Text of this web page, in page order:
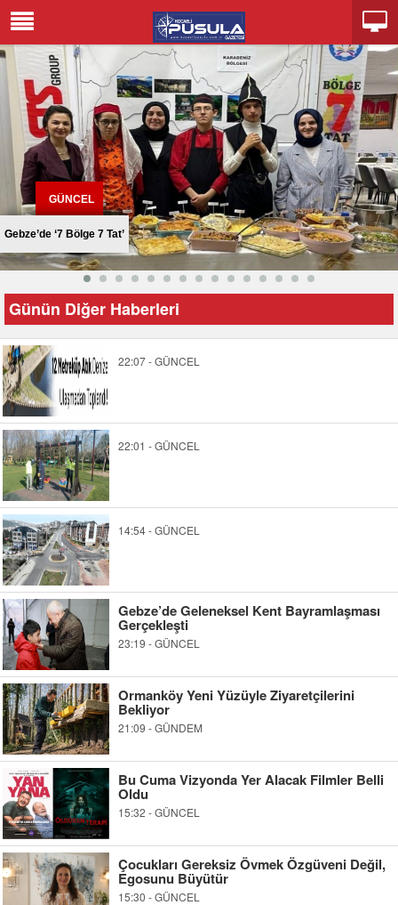
GÜNCEL
Gebze’de ‘7 Bölge 7 Tat’
Günün Diğer Haberleri
22:07 - GÜNCEL
22:01 - GÜNCEL
14:54 - GÜNCEL
Gebze’de Geleneksel Kent Bayramlaşması
Gerçekleşti
23:19 - GÜNCEL
Ormanköy Yeni Yüzüyle Ziyaretçilerini
Bekliyor
21:09 - GÜNDEM
Bu Cuma Vizyonda Yer Alacak Filmler Belli
Oldu
15:32 - GÜNCEL
Çocukları Gereksiz Övmek Özgüveni Değil,
Egosunu Büyütür
15:30 - GÜNCEL